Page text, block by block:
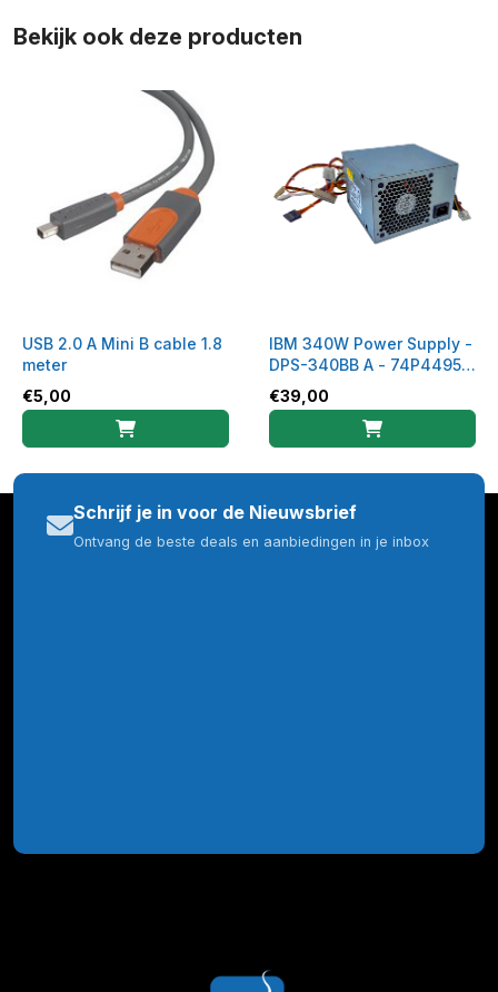
Bekijk ook deze producten
USB 2.0 A Mini B cable 1.8
meter
€5,00
IBM 340W Power Supply -
DPS-340BB A - 74P4495 /
74P4496
€39,00
Schrijf je in voor de Nieuwsbrief
Ontvang de beste deals en aanbiedingen in je inbox